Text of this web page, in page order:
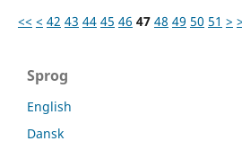
<< < 42 43 44 45 46 47 48 49 50 51 >
Sprog
English
Dansk